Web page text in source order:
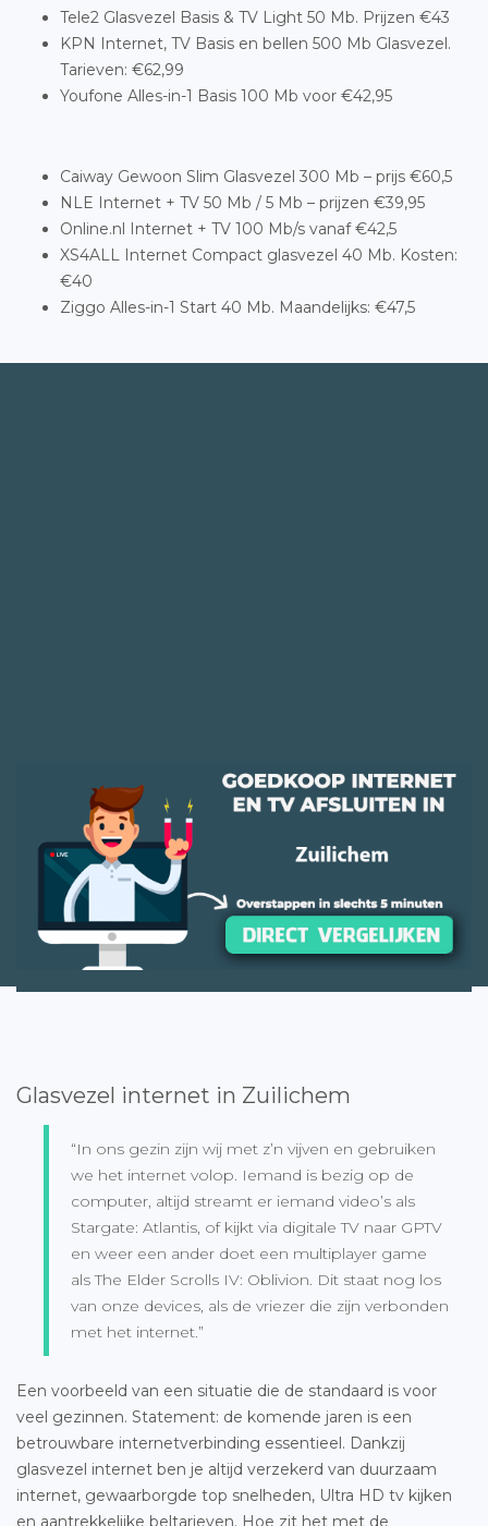
Tele2 Glasvezel Basis & TV Light 50 Mb. Prijzen €43
KPN Internet, TV Basis en bellen 500 Mb Glasvezel.
Tarieven: €62,99
Youfone Alles-in-1 Basis 100 Mb voor €42,95
Caiway Gewoon Slim Glasvezel 300 Mb – prijs €60,5
NLE Internet + TV 50 Mb / 5 Mb – prijzen €39,95
Online.nl Internet + TV 100 Mb/s vanaf €42,5
XS4ALL Internet Compact glasvezel 40 Mb. Kosten:
€40
Ziggo Alles-in-1 Start 40 Mb. Maandelijks: €47,5
Glasvezel internet in Zuilichem
“In ons gezin zijn wij met z’n vijven en gebruiken
we het internet volop. Iemand is bezig op de
computer, altijd streamt er iemand video’s als
Stargate: Atlantis, of kijkt via digitale TV naar GPTV
en weer een ander doet een multiplayer game
als The Elder Scrolls IV: Oblivion. Dit staat nog los
van onze devices, als de vriezer die zijn verbonden
met het internet.”
Een voorbeeld van een situatie die de standaard is voor
veel gezinnen. Statement: de komende jaren is een
betrouwbare internetverbinding essentieel. Dankzij
glasvezel internet ben je altijd verzekerd van duurzaam
internet, gewaarborgde top snelheden, Ultra HD tv kijken
en aantrekkelijke beltarieven. Hoe zit het met de